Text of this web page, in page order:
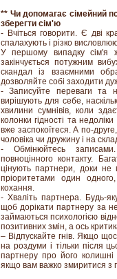
** Чи допомагає сімейний
зберегти сім'ю
- Вчіться говорити. Є дві
спалахують і різко
У першому випадку сім'я
закінчується потужним
скандал із взаємними
дозволяйте собі заходити
- Записуйте переваги та
вирішують для себе,
хвилини сумнівів, коли
колонки гідності та
вже заспокоїтеся. А по-
чоловіка чи дружину і на
- Обмінюйтесь
повноцінного контакту.
цінують партнери, доки не
пріоритетами один
кохання.
- Хваліть партнера. Будь-
щоб дорікати партнеру за
займаються психологією
позитивних змін, а ось
– Відпускайте гнів. Якщо
на роздуми і тільки після
партнеру про його колишні
якщо вам важко змиритися з